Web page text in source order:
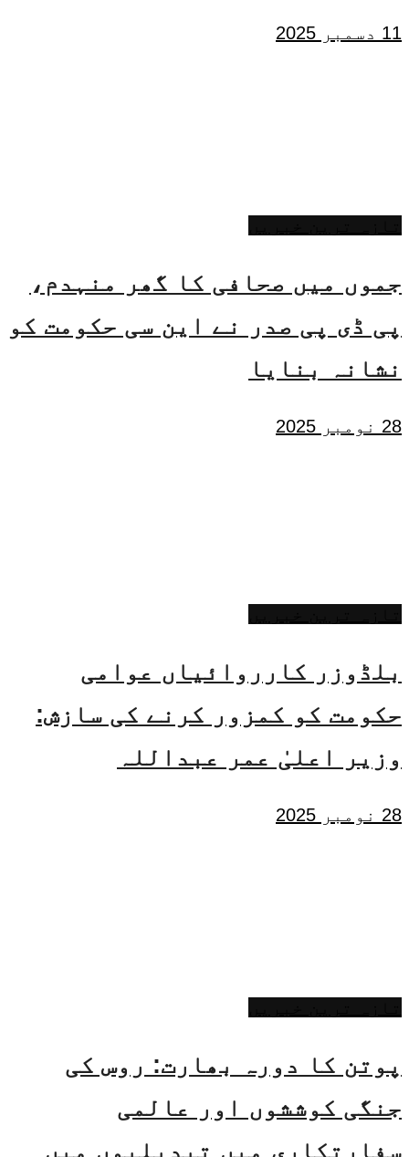
11 دسمبر 2025
جموں میں صحافی کا گھر منہدم،
پی ڈی پی صدر نے این سی حکومت کو
نشانہ بنایا
28 نومبر 2025
بلڈوزر کارروائیاں عوامی
حکومت کو کمزور کرنے کی سازش:
وزیر اعلیٰ عمر عبداللہ
28 نومبر 2025
پوتن کا دورہ بھارت: روس کی
جنگی کوششوں اور عالمی
سفارتکاری میں تبدیلیوں میں